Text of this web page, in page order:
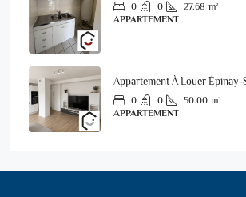
0 0 27.68 m²
APPARTEMENT
Appartement À Louer Épinay-
0 0 50.00 m²
APPARTEMENT